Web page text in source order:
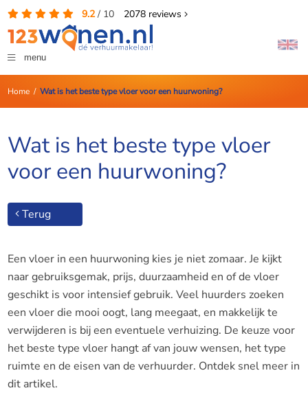
9.2/ 10 2078reviews
menu
Home/ Wat is het beste type vloer voor een huurwoning?
Wat is het beste type vloer
voor een huurwoning?
Terug
Een vloer in een huurwoning kies je niet zomaar. Je kijkt
naar gebruiksgemak, prijs, duurzaamheid en of de vloer
geschikt is voor intensief gebruik. Veel huurders zoeken
een vloer die mooi oogt, lang meegaat, en makkelijk te
verwijderen is bij een eventuele verhuizing. De keuze voor
het beste type vloer hangt af van jouw wensen, het type
ruimte en de eisen van de verhuurder. Ontdek snel meer in
dit artikel.